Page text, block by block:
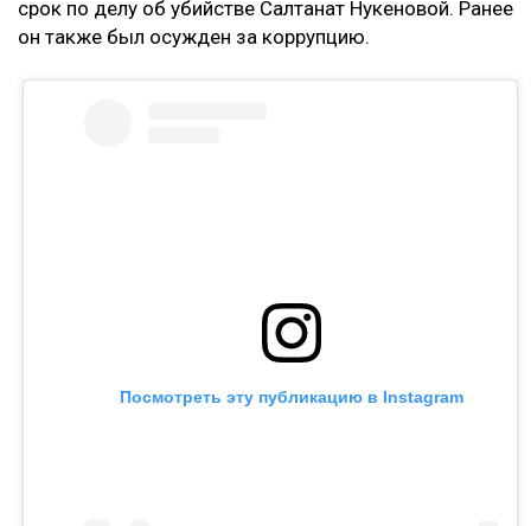
срок по делу об убийстве Салтанат Нукеновой. Ранее
он также был осужден за коррупцию.
Посмотреть эту публикацию в Instagram